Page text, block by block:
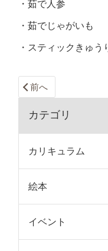
・茹で人参
・茹でじゃがいも
・スティックきゅう
前へ
カテゴリ
カリキュラム
絵本
イベント